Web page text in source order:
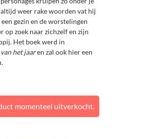
weer rake woorden vat hij
gezin en de worstelingen
op zoek naar zichzelf en zijn
Het boek werd in
van het jaaren zal ook hier een
momenteel uitverkocht.